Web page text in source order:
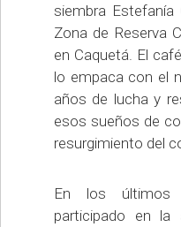
siembra
Zona de Reserva
en Caquetá. El
lo empaca con el
años de lucha y
esos sueños de
resurgimiento del
En los últimos
participado en la